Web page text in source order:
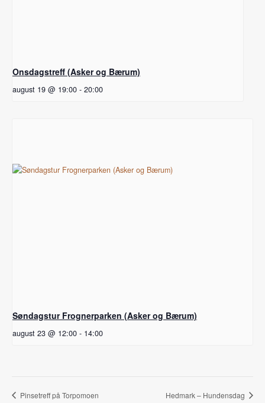
Onsdagstreff (Asker og Bærum)
august 19 @ 19:00 - 20:00
Søndagstur Frognerparken (Asker og Bærum)
august 23 @ 12:00 - 14:00
Pinsetreff på Torpomoen Hedmark – Hundensdag